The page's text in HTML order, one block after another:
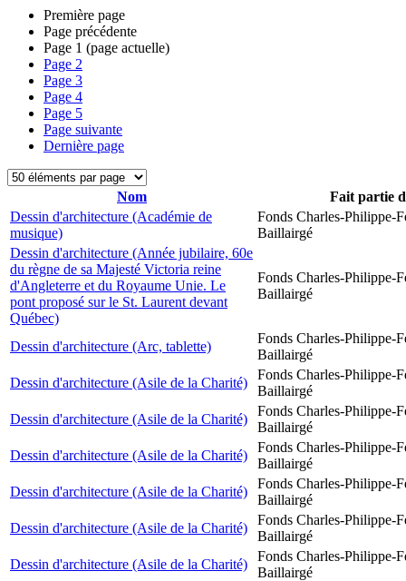
Première page
Page précédente
Page 1 (page actuelle)
Page 2
Page 3
Page 4
Page 5
Page suivante
Dernière page
Nom
Fait partie
Dessin d'architecture (Académie de
musique)
Fonds Charles-Philippe-
Baillairgé
Dessin d'architecture (Année jubilaire, 60e
du règne de sa Majesté Victoria reine
d'Angleterre et du Royaume Unie. Le
pont proposé sur le St. Laurent devant
Québec)
Fonds Charles-Philippe-
Baillairgé
Dessin d'architecture (Arc, tablette)
Fonds Charles-Philippe-
Baillairgé
Dessin d'architecture (Asile de la Charité)
Fonds Charles-Philippe-
Baillairgé
Dessin d'architecture (Asile de la Charité)
Fonds Charles-Philippe-
Baillairgé
Dessin d'architecture (Asile de la Charité)
Fonds Charles-Philippe-
Baillairgé
Dessin d'architecture (Asile de la Charité)
Fonds Charles-Philippe-
Baillairgé
Dessin d'architecture (Asile de la Charité)
Fonds Charles-Philippe-
Baillairgé
Dessin d'architecture (Asile de la Charité)
Fonds Charles-Philippe-
Baillairgé